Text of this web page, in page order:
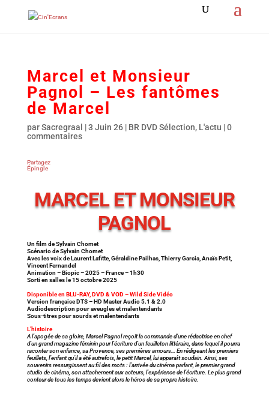
Marcel et Monsieur
Pagnol – Les fantômes
de Marcel
parSacregraal |3 Juin 26| BR DVD Sélection, L'actu |0
commentaires
Partagez
Épingle
MARCEL ET MONSIEUR
PAGNOL
Un film de Sylvain Chomet
Scénario de Sylvain Chomet
Avec les voix de Laurent Lafitte, Géraldine Pailhas, Thierry Garcia, Anaïs Petit,
Vincent Fernandel
Animation – Biopic – 2025 – France – 1h30
Sorti en salles le 15 octobre 2025
Disponible en BLU-RAY, DVD & VOD – Wild Side Vidéo
Version française DTS – HD Master Audio 5.1 & 2.0
Audiodescription pour aveugles et malentendants
Sous-titres pour sourds et malentendants
L’histoire
A l’apogée de sa gloire, Marcel Pagnol reçoit la commande d’une rédactrice en chef
d’un grand magazine féminin pour l’écriture d’un feuilleton littéraire, dans lequel il pourra
raconter son enfance, sa Provence, ses premières amours… En rédigeant les premiers
feuillets, l’enfant qu’il a été autrefois, le petit Marcel, lui apparaît soudain. Ainsi, ses
souvenirs ressurgissent au fil des mots : l’arrivée du cinéma parlant, le premier grand
studio de cinéma, son attachement aux acteurs, l’expérience de l’écriture. Le plus grand
conteur de tous les temps devient alors le héros de sa propre histoire.